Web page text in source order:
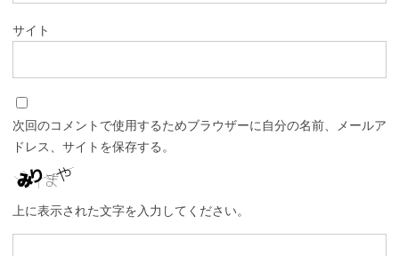
サイト
次回のコメントで使用するためブラウザーに自分の名前、メールア
ドレス、サイトを保存する。
上に表示された文字を入力してください。